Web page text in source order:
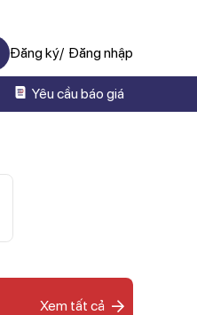
Đăng ký Đăng nhập
Yêu cầu báo giá
Xem tất cả